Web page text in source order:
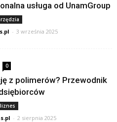
usługa od UnamGroup
- 3 września 2025
0
z polimerów? Przewodnik
- 2 sierpnia 2025